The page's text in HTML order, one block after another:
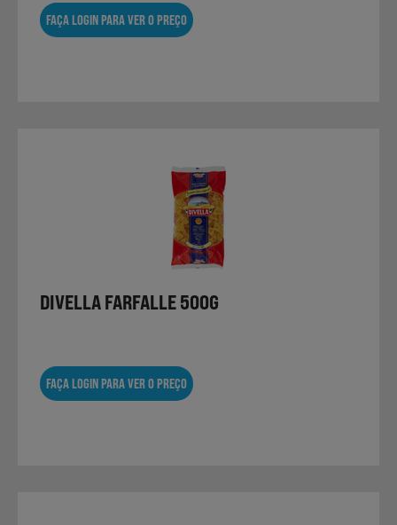
FAÇA LOGIN PARA VER O PREÇO
DIVELLA FARFALLE 500G
FAÇA LOGIN PARA VER O PREÇO